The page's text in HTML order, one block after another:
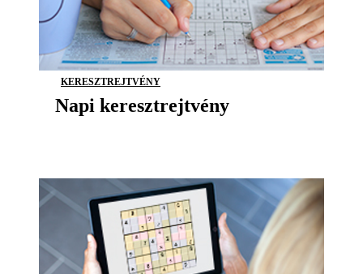
KERESZTREJTVÉNY
Napi keresztrejtvény